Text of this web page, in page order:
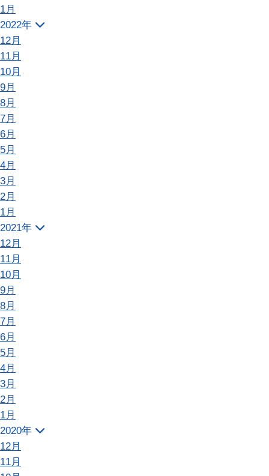
1月
2022年
12月
11月
10月
9月
8月
7月
6月
5月
4月
3月
2月
1月
2021年
12月
11月
10月
9月
8月
7月
6月
5月
4月
3月
2月
1月
2020年
12月
11月